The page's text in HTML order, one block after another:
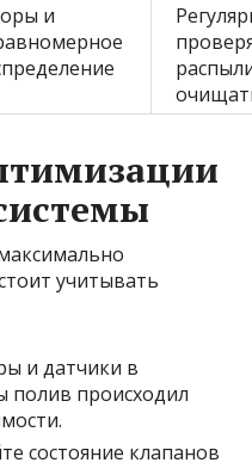
и
учитывать
и датчики в
полив происходил
состояние клапанов